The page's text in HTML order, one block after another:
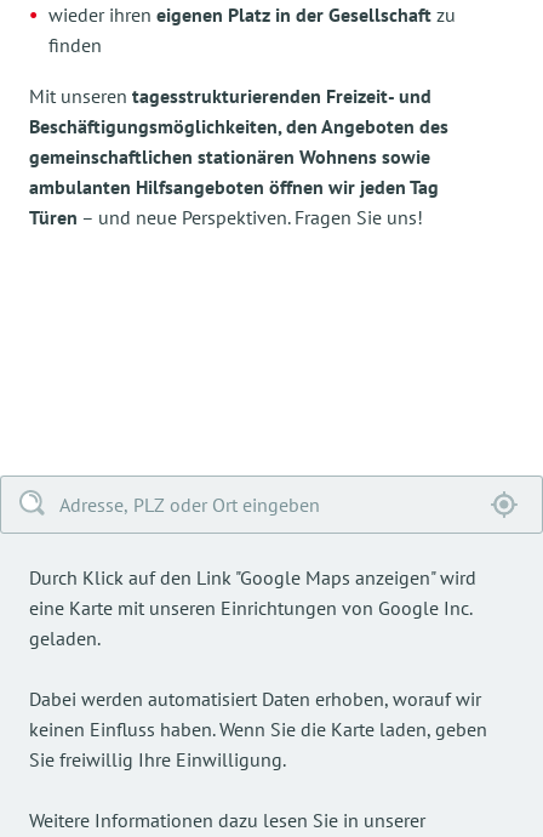
wieder ihren eigenen Platz in der Gesellschaft zu
finden
Mit unseren tagesstrukturierenden Freizeit- und
Beschäftigungsmöglichkeiten, den Angeboten des
gemeinschaftlichen stationären Wohnens sowie
ambulanten Hilfsangeboten öffnen wir jeden Tag
Türen – und neue Perspektiven. Fragen Sie uns!
Durch Klick auf den Link "Google Maps anzeigen" wird
eine Karte mit unseren Einrichtungen von Google Inc.
geladen.
Dabei werden automatisiert Daten erhoben, worauf wir
keinen Einfluss haben. Wenn Sie die Karte laden, geben
Sie freiwillig Ihre Einwilligung.
Weitere Informationen dazu lesen Sie in unserer